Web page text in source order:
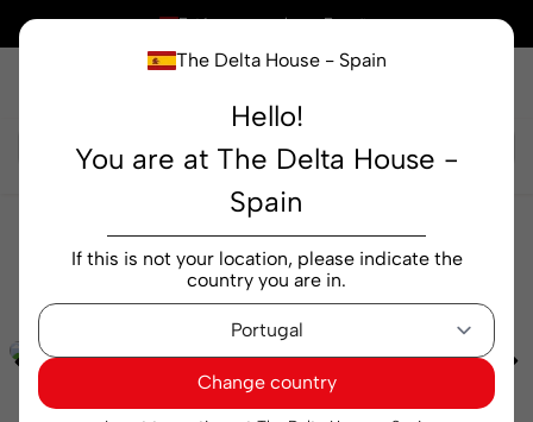
The Delta House - Spain
Hello!
You are at The Delta House -
Spain
If this is not your location, please indicate the
country you are in.
Change country
× Está comprando en España
Cafeterías Molido
Café Molido Delta Cafés
Ritual Molienda Universal 220 g